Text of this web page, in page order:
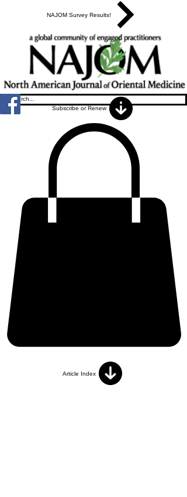
NAJOM Survey Results!
Subscribe or Renew
Article Index